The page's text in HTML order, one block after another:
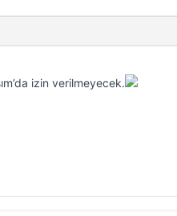
izin verilmeyecek.